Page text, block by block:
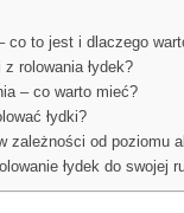
co to jest i dlaczego
rolowania łydek?
– co warto mieć?
łydki?
zależności od poziomu
łydek do swojej